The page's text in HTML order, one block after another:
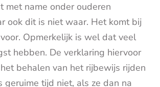
met name onder ouderen
ook dit is niet waar. Het komt bij
Opmerkelijk is wel dat veel
hebben. De verklaring hiervoor
behalen van het rijbewijs rijden
geruime tijd niet, als ze dan na